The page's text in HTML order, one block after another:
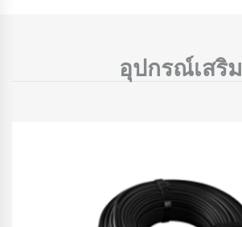
อุปกรณ์เสริม